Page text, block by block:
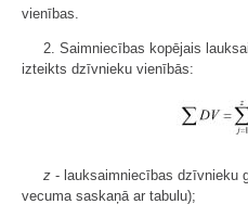
vienības.
2. Saimniecības kopējais
izteikts dzīvnieku vienībās:
z - lauksaimniecības dzīvnieku
vecuma saskaņā ar tabulu);